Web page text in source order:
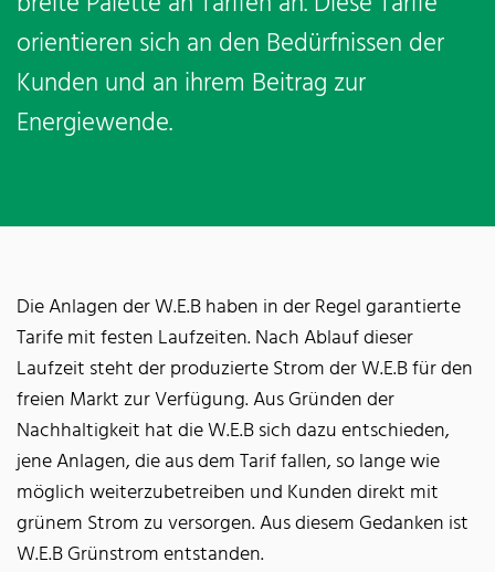
orientieren sich an den Bedürfnissen der
Kunden und an ihrem Beitrag zur
Energiewende.
Die Anlagen der W.E.B haben in der Regel garantierte
Tarife mit festen Laufzeiten. Nach Ablauf dieser
Laufzeit steht der produzierte Strom der W.E.B für den
freien Markt zur Verfügung. Aus Gründen der
Nachhaltigkeit hat die W.E.B sich dazu entschieden,
jene Anlagen, die aus dem Tarif fallen, so lange wie
möglich weiterzubetreiben und Kunden direkt mit
grünem Strom zu versorgen. Aus diesem Gedanken ist
W.E.B Grünstrom entstanden.